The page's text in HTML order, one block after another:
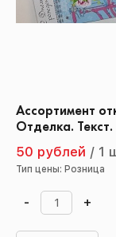
Ассортимент
Отделка. Текст.
50 рублей / 1
Тип цены: Розница
- +